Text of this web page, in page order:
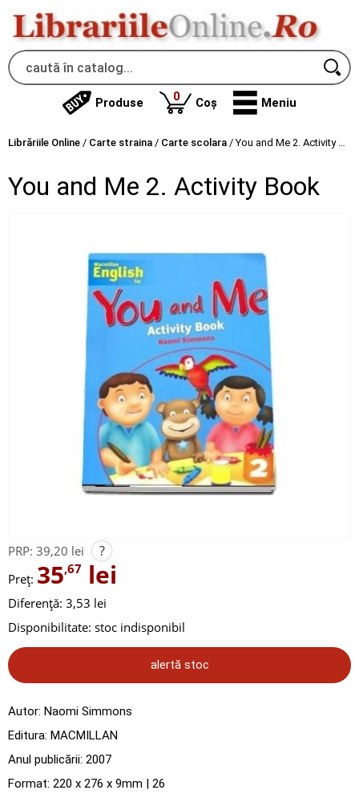
Produse 0produse
Coș Meniu
Librăriile Online / Carte straina / Carte scolara /You and Me 2. Activity Book
You and Me 2. Activity Book
PRP: 39,20 lei ?
Preț: 35,67 lei
Diferență: 3,53 lei
Disponibilitate: stoc indisponibil
alertă stoc
Autor: Naomi Simmons
Editura: MACMILLAN
Anul publicării: 2007
Format: 220 x 276 x 9mm | 26